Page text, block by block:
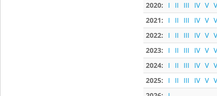
2020:
I II III IV V
2021:
I II III IV V
2022:
I II III IV V
2023:
I II III IV V
2024:
I II III IV V
2025:
I II III IV V